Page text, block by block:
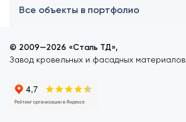
Все объекты в портфолио
© 2009—2026 «Сталь ТД»,
Завод кровельных и фасадных материалов